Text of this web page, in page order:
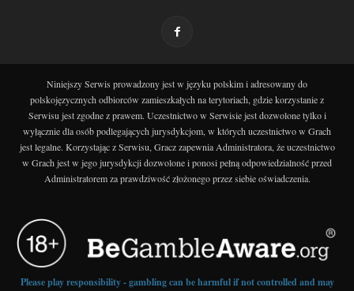
Niniejszy Serwis prowadzony jest w języku polskim i adresowany do
polskojęzycznych odbiorców zamieszkałych na terytoriach, gdzie korzystanie z
Serwisu jest zgodne z prawem. Uczestnictwo w Serwisie jest dozwolone tylko i
wyłącznie dla osób podlegających jurysdykcjom, w których uczestnictwo w Grach
jest legalne. Korzystając z Serwisu, Gracz zapewnia Administratora, że uczestnictwo
w Grach jest w jego jurysdykcji dozwolone i ponosi pełną odpowiedzialność przed
Administratorem za prawdziwość złożonego przez siebie oświadczenia.
Please play responsibility - gambling can be harmful if not controlled and may